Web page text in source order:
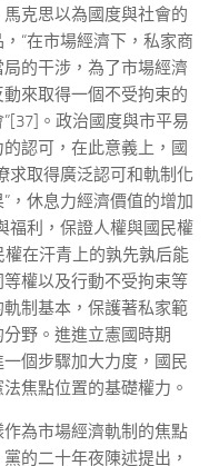
克思以為國度與社會的
“在市場經濟下，私家商
的干涉，為了市場經濟
來取得一個不受拘束的
。政治國度與市平易
認可，在此意義上，國
求取得廣泛認可和軌制化
，休息力經濟價值的增加
福利，保證人權與國民權
在汗青上的孰先孰后能
權以及行動不受拘束等
制基本，保護著私家範
野。進進立憲國時期
個步驟加大力度，國民
焦點位置的基礎權力。
為市場經濟軌制的焦點
的二十年夜陳述提出，